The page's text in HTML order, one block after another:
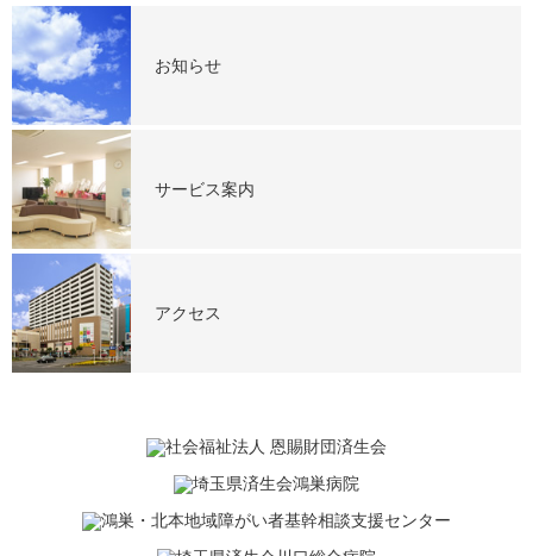
お知らせ
サービス案内
アクセス